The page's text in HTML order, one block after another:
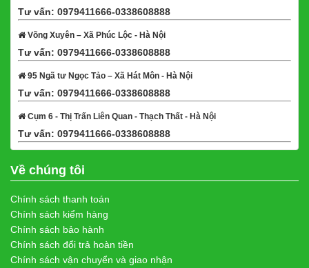
Tư vấn: 0979411666-0338608888
Võng Xuyên – Xã Phúc Lộc - Hà Nội
Tư vấn: 0979411666-0338608888
95 Ngã tư Ngọc Tảo – Xã Hát Môn - Hà Nội
Tư vấn: 0979411666-0338608888
Cụm 6 - Thị Trấn Liên Quan - Thạch Thất - Hà Nội
Tư vấn: 0979411666-0338608888
Về chúng tôi
Chính sách thanh toán
Chính sách kiểm hàng
Chính sách bảo hành
Chính sách đổi trả hoàn tiền
Chính sách vận chuyển và giao nhận